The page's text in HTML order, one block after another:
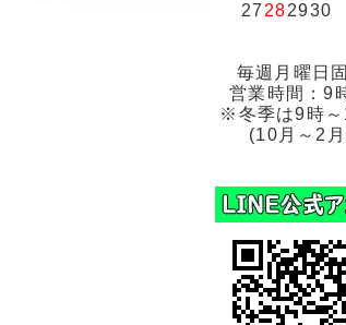
27 282930
毎週月曜日
営業時間：9
※冬季は9時～
(10月～2